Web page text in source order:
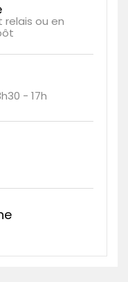
relais ou en
- 17h